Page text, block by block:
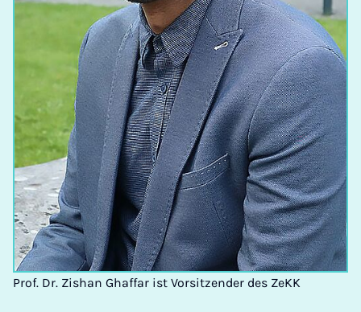
Prof. Dr. Zishan Ghaffar ist Vorsitzender des ZeKK